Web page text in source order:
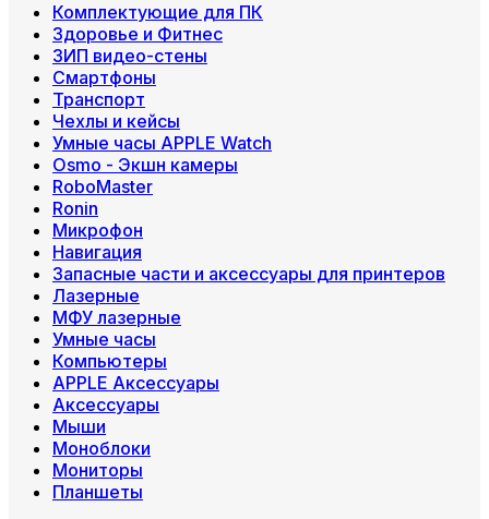
Комплектующие для ПК
Здоровье и Фитнес
ЗИП видео-стены
Смартфоны
Транспорт
Чехлы и кейсы
Умные часы APPLE Watch
Osmo - Экшн камеры
RoboMaster
Ronin
Микрофон
Навигация
Запасные части и аксессуары для принтеров
Лазерные
МФУ лазерные
Умные часы
Компьютеры
APPLE Аксессуары
Аксессуары
Мыши
Моноблоки
Мониторы
Планшеты